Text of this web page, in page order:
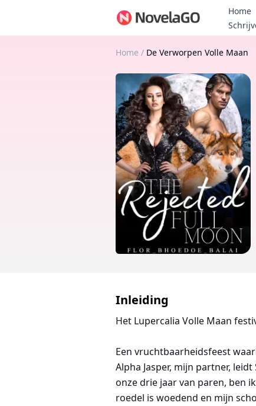
Home
Home / De Verworpen Volle Maan
Inleiding
Het Lupercalia Volle Maan
Een vruchtbaarheidsfeest
Alpha Jasper, mijn partner,
onze drie jaar van paren, ben
roedel is woedend en mijn